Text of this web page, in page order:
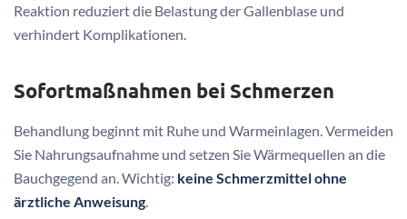
Reaktion reduziert die Belastung der Gallenblase und
verhindert Komplikationen.
Sofortmaßnahmen bei Schmerzen
Behandlung beginnt mit Ruhe und Warmeinlagen. Vermeiden
Sie Nahrungsaufnahme und setzen Sie Wärmequellen an die
Bauchgegend an. Wichtig: keine Schmerzmittel ohne
ärztliche Anweisung